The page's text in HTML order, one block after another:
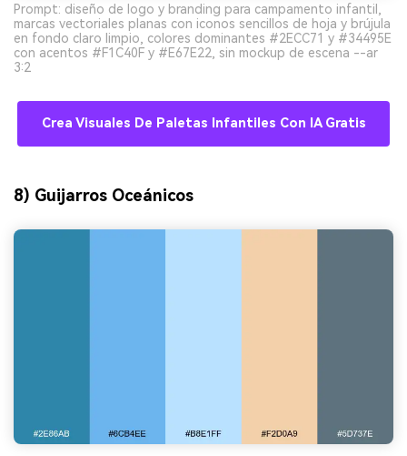
Prompt: diseño de logo y branding para campamento infantil,
marcas vectoriales planas con iconos sencillos de hoja y brújula
en fondo claro limpio, colores dominantes #2ECC71 y #34495E
con acentos #F1C40F y #E67E22, sin mockup de escena --ar
3:2
Crea Visuales De Paletas Infantiles Con IA Gratis
8) Guijarros Oceánicos